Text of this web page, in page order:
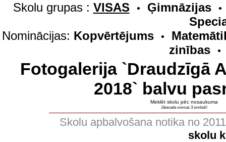
Skolu grupas : VISAS • Ģimnāzijas •
Nominācijas: Kopvērtējums •
zinības
•
Fotogalerija `Draudzīgā
2018` balvu
Meklēt skolu pēc nosaukuma
Jāievada vismaz 3 simboli!
Skolu apbalvošana notika no
skolu